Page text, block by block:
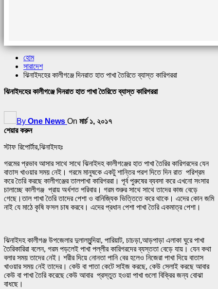
হোম
সারাদেশ
ঝিনাইদহের কালীগঞ্জে দিনরাত হাত পাখা তৈরিতে ব্যাস্ত কারিগররা
ঝিনাইদহের কালীগঞ্জে দিনরাত হাত পাখা তৈরিতে ব্যাস্ত কারিগররা
By One News On মার্চ ১, ২০১৭
শেয়ার করুন
স্টাফ রিপোর্টার,ঝিনাইদহঃ
গরমের প্রভাব আসার সাথে সাথে ঝিনাইদহ কালীগঞ্জের হাত পাখা তৈরির কারিগরদের যেন
বাতাস খাওয়ার সময় নেই। গরমে মানুষকে একটু শান্তির পরশ দিতে দিন রাত পরিশ্রম
করে তৈরি করছে কালীগঞ্জের তালপাখা কারিগররা। পূর্ব পুরুষের ব্যবসা করে এখনো সংসার
চালাচ্ছে কালীগঞ্জ প্রায় অর্ধশত পরিবার। গরম শুরুর সাথে সাথে তাদের কাজ বেড়ে
গেছে।তাল পাখা তৈরি তাদের পেশা ও বানিজ্যিক ভিত্তিতে করে থাকে। এদের কোন জমি
নাই যে মাঠে কৃষি ফসল চাষ করবে। এদের প্রধান পেশা পাখা তৈরি একমাত্র পেশা।
ঝিনাইদহ কালীগঞ্জ উপজেলার দুলালমুন্দিয়া, পারিয়াট, চাচড়া,আড়পাড়া এলাকা ঘুরে পাখা
তৈরিকারিরা বলেন, গরম পড়লেই পাখা পল্লীর কারিগরদের ব্যস্ততা বেড়ে যায়। যেন কথা
বলার সময় তাদের নেই। শরীর দিয়ে নোনতা পানি বের হলেও নিজেরা পাখা দিয়ে বাতাস
খাওয়ার সময় নেই তাদের। কেউ বা পাতা কেটে সাইজ করছে, কেউ সেলাই করছে আবার
কেউ বা পাখা তৈরি করেছে কেউ আবার প্রস্তুত হওয়া পাখা গুলো বিক্রির জন্য বোঝা
বাধছে।